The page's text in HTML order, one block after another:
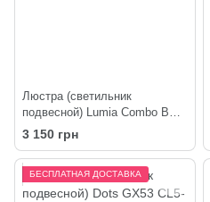
Люстра (светильник
подвесной) Lumia Combo BA4
P75-200 White
3 150 грн
БЕСПЛАТНАЯ ДОСТАВКА